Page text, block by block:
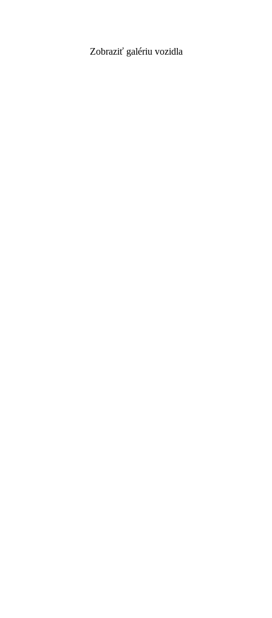
Zobraziť galériu vozidla